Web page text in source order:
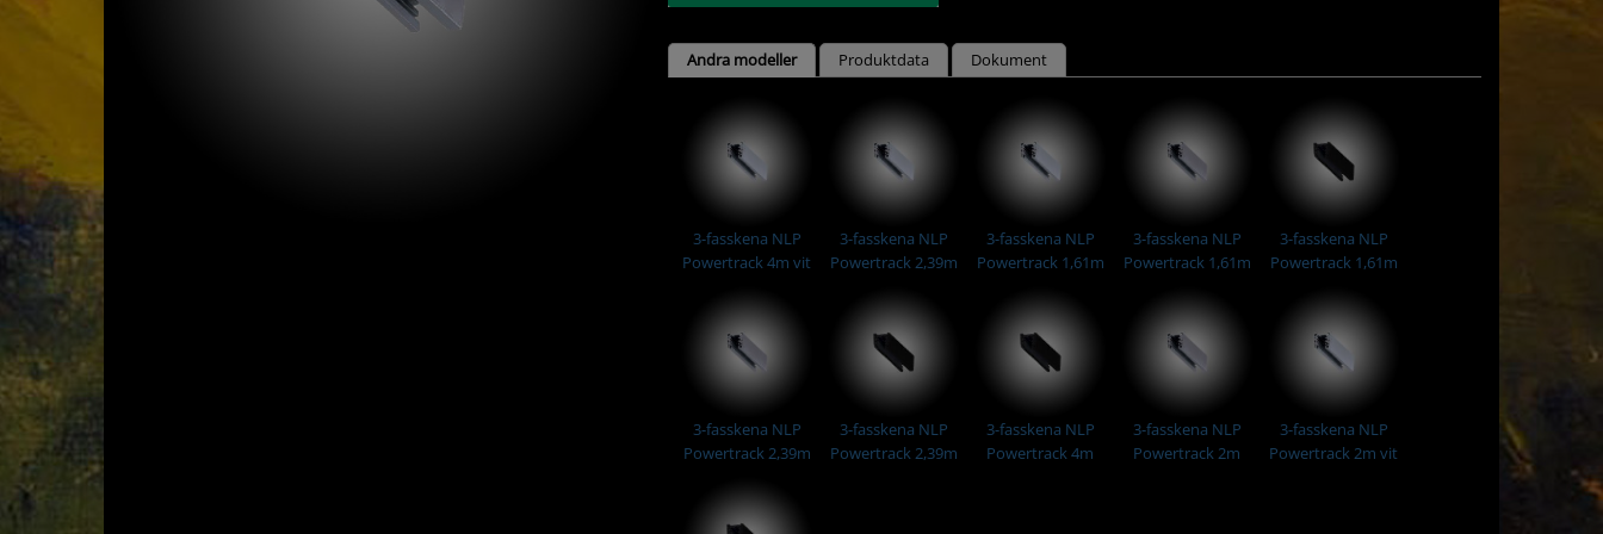
Andra modeller Produktdata Dokument
3-fasskena NLP
Powertrack 4m vit
3-fasskena NLP
Powertrack 2,39m
3-fasskena NLP
Powertrack 1,61m
3-fasskena NLP
Powertrack 1,61m
3-fasskena NLP
Powertrack 1,61m
3-fasskena NLP
Powertrack 2,39m
3-fasskena NLP
Powertrack 2,39m
3-fasskena NLP
Powertrack 4m
3-fasskena NLP
Powertrack 2m
3-fasskena NLP
Powertrack 2m vit